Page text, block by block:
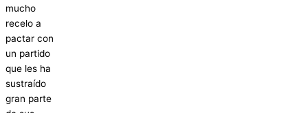
mucho
recelo a
pactar con
un partido
que les ha
sustraído
gran parte